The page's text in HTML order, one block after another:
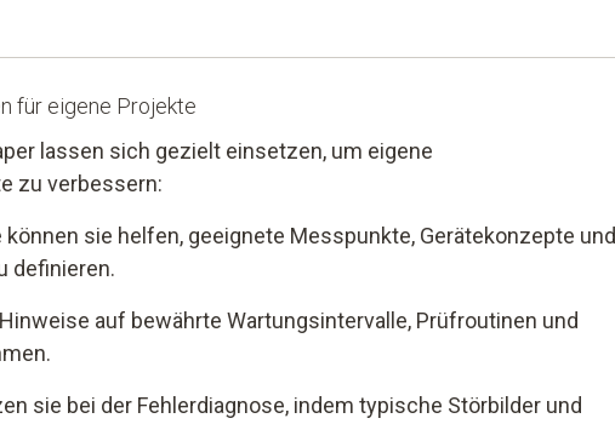
für eigene Projekte
lassen sich gezielt einsetzen, um eigene
zu verbessern:
können sie helfen, geeignete Messpunkte, Gerätekonzepte und
definieren.
auf bewährte Wartungsintervalle, Prüfroutinen und
sie bei der Fehlerdiagnose, indem typische Störbilder und